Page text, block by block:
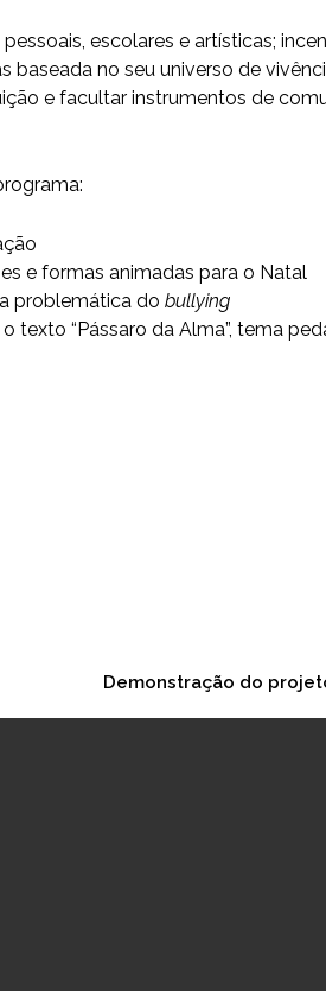
escolares e artísticas;
no seu universo de
e facultar instrumentos de
e formas animadas para o Natal
problemática do bullying
texto “Pássaro da Alma”, tema
Demonstração do